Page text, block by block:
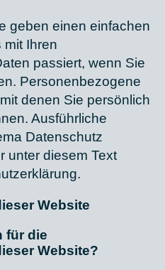
geben einen einfachen
mit Ihren
passiert, wenn Sie
Personenbezogene
denen Sie persönlich
Ausführliche
Datenschutz
unter diesem Text
Website
für die
Website?